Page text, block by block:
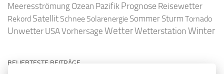
Meeresströmung Ozean Pazifik Prognose Reisewetter
Rekord Satellit Schnee Solarenergie Sommer Sturm Tornado
Unwetter USAVorhersage WetterWetterstationWinter
BELIEBTESTE BEITRÄGE